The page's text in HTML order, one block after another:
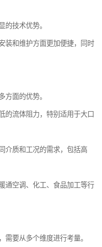
的技术优势。
装和维护方面更加便捷，同时
方面的优势。
的流体阻力，特别适用于大口
介质和工况的需求，包括高
通空调、化工、食品加工等行
需要从多个维度进行考量。